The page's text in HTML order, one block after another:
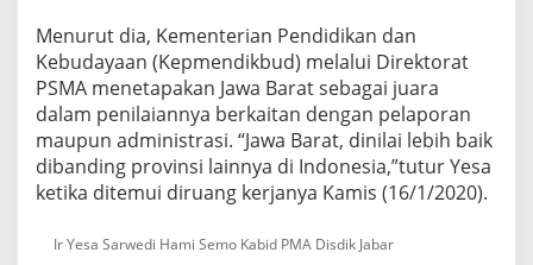
Menurut dia, Kementerian Pendidikan dan
Kebudayaan (Kepmendikbud) melalui Direktorat
PSMA menetapakan Jawa Barat sebagai juara
dalam penilaiannya berkaitan dengan pelaporan
maupun administrasi. “Jawa Barat, dinilai lebih baik
dibanding provinsi lainnya di Indonesia,”tutur Yesa
ketika ditemui diruang kerjanya Kamis (16/1/2020).
Ir Yesa Sarwedi Hami Semo Kabid PMA Disdik Jabar